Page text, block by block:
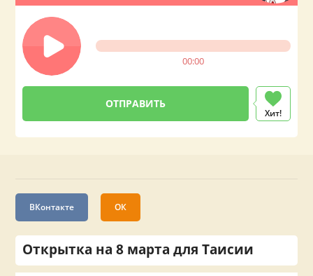
00:00
Хит!
ВКонтакте ОК
Открытка на 8 марта для Таисии